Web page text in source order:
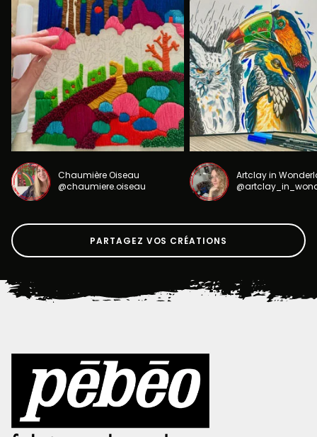
Chaumière Oiseau
@chaumiere.oiseau
Artclay in
PARTAGEZ VOS CRÉATIONS